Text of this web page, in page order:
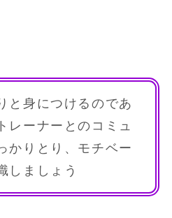
と身につけるのであ
レーナーとのコミュ
かりとり、モチベー
しましょう